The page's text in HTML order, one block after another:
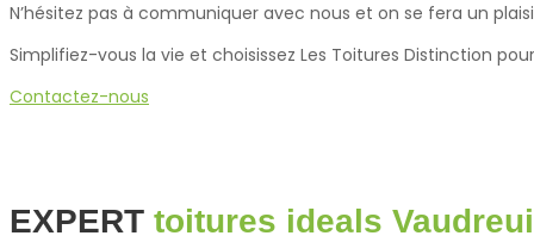
N’hésitez pas à communiquer avec nous et on se fera un
Simplifiez-vous la vie et choisissez Les Toitures Distinction
Contactez-nous
EXPERT toitures ideals